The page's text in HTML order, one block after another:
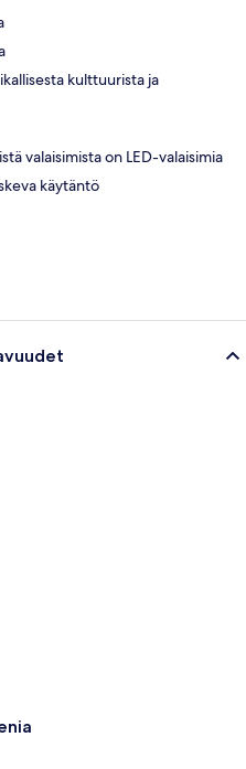
kulttuurista ja
valaisimista on LED-valaisimia
käytäntö